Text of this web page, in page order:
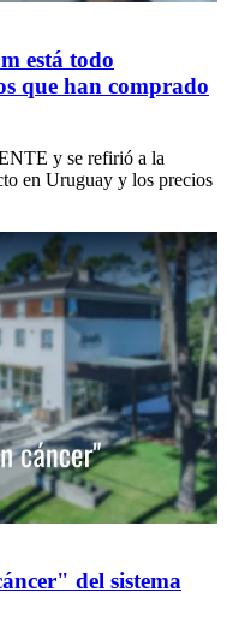
está todo
que han comprado
y se refirió a la
en Uruguay y los precios
plataformas son el "gran
del sistema